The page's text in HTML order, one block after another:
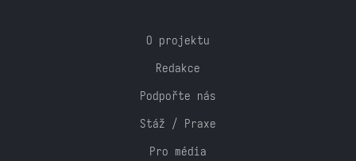
O projektu
Redakce
Podpořte nás
Stáž / Praxe
Pro média